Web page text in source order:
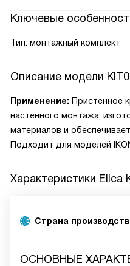
Ключевые
Тип: монтажный комплект
Описание модели
Применение: Пристенное
настенного монтажа,
материалов и
Подходит для моделей
Характеристики Elica
Страна
ОСНОВНЫЕ